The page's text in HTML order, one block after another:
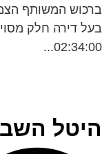
המשותף